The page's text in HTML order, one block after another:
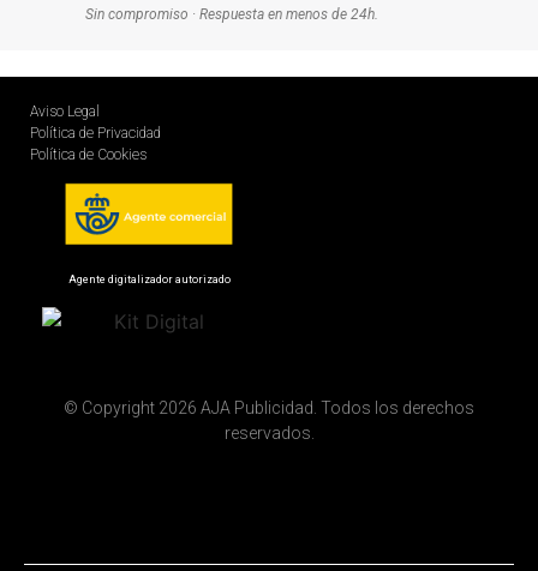
Sin compromiso · Respuesta en menos de 24h.
Aviso Legal
Política de Privacidad
Política de Cookies
Agente digitalizador autorizado
© Copyright 2026 AJA Publicidad. Todos los derechos
reservados.